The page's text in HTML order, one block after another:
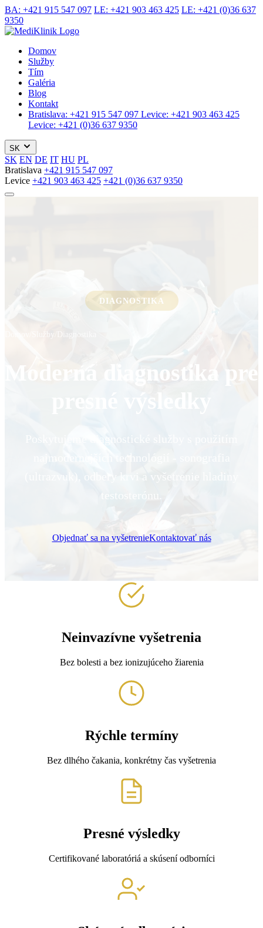
BA: +421 915 547 097 LE: +421 903 463 425 LE: +421 (0)36 637
9350
Domov
Služby
Tím
Galéria
Blog
Kontakt
Bratislava: +421 915 547 097 Levice: +421 903 463 425
Levice: +421 (0)36 637 9350
SK
SK EN DE IT HU PL
Bratislava +421 915 547 097
Levice +421 903 463 425 +421 (0)36 637 9350
DIAGNOSTIKA
Moderná diagnostika pre
presné výsledky
Poskytujeme diagnostické služby s použitím
najmodernejších technológií - sonografia
(ultrazvuk), odbery krvi a vyšetrenie hladiny
Objednať sa na vyšetrenieKontaktovať nás
Neinvazívne vyšetrenia
Bez bolesti a bez ionizujúceho žiarenia
Rýchle termíny
Bez dlhého čakania, konkrétny čas vyšetrenia
Presné výsledky
Certifikované laboratóriá a skúsení odborníci